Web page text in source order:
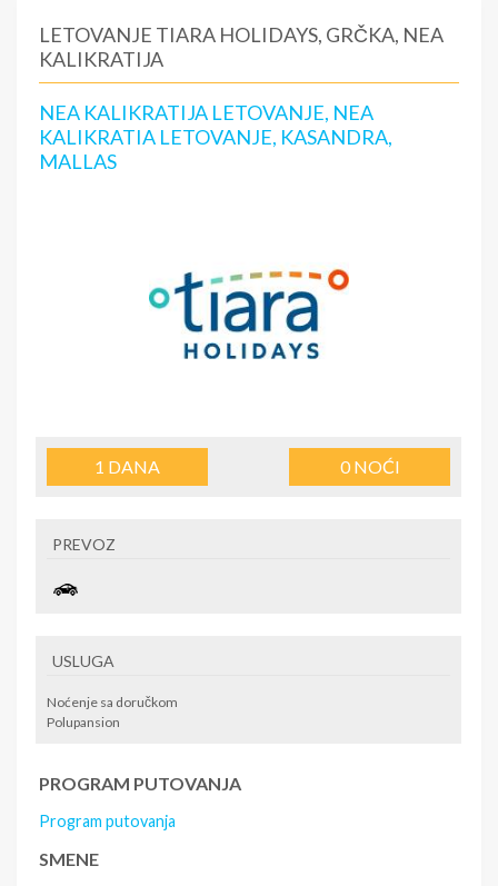
LETOVANJE TIARA HOLIDAYS, GRČKA, NEA
KALIKRATIJA
NEA KALIKRATIJA LETOVANJE, NEA
KALIKRATIA LETOVANJE, KASANDRA,
MALLAS
1 DANA 0NOĆI
PREVOZ
USLUGA
Noćenje sa doručkom
Polupansion
PROGRAM PUTOVANJA
Program putovanja
SMENE